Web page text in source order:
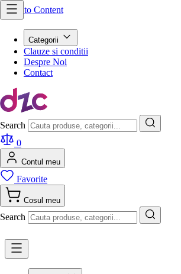
Skip to Content
Categorii
Clauze si conditii
Despre Noi
Contact
Search
0
Contul meu
Favorite
Cosul meu
Search